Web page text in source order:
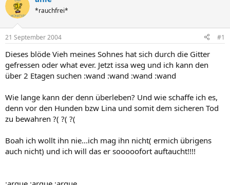
t
e
l
l
e
t
e
l
t
m
*rauchfrei*
21 September 2004 #1
Dieses blöde Vieh meines Sohnes hat sich durch die Gitter
gefressen oder what ever. Jetzt issa weg und ich kann den
über 2 Etagen suchen :wand :wand :wand :wand
Wie lange kann der denn überleben? Und wie schaffe ich es,
denn vor den Hunden bzw Lina und somit dem sicheren Tod
zu bewahren ?( ?( ?(
Boah ich wollt ihn nie...ich mag ihn nicht( ermich übrigens
auch nicht) und ich will das er sooooofort auftaucht!!!!